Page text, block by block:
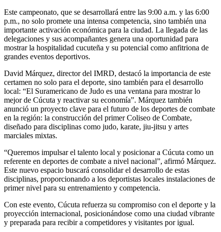
Este campeonato, que se desarrollará entre las 9:00 a.m. y las 6:00
p.m., no solo promete una intensa competencia, sino también una
importante activación económica para la ciudad. La llegada de las
delegaciones y sus acompañantes genera una oportunidad para
mostrar la hospitalidad cucuteña y su potencial como anfitriona de
grandes eventos deportivos.
David Márquez, director del IMRD, destacó la importancia de este
certamen no solo para el deporte, sino también para el desarrollo
local: “El Suramericano de Judo es una ventana para mostrar lo
mejor de Cúcuta y reactivar su economía”. Márquez también
anunció un proyecto clave para el futuro de los deportes de combate
en la región: la construcción del primer Coliseo de Combate,
diseñado para disciplinas como judo, karate, jiu-jitsu y artes
marciales mixtas.
“Queremos impulsar el talento local y posicionar a Cúcuta como un
referente en deportes de combate a nivel nacional”, afirmó Márquez.
Este nuevo espacio buscará consolidar el desarrollo de estas
disciplinas, proporcionando a los deportistas locales instalaciones de
primer nivel para su entrenamiento y competencia.
Con este evento, Cúcuta refuerza su compromiso con el deporte y la
proyección internacional, posicionándose como una ciudad vibrante
y preparada para recibir a competidores y visitantes por igual.